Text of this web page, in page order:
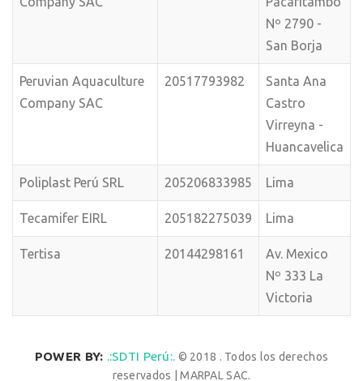
Nº 2790 -
San Borja
Peruvian Aquaculture
Company SAC
20517793982
Santa Ana
Castro
Virreyna -
Huancavelica
Poliplast Perú SRL 205206833985 Lima
Tecamifer EIRL 205182275039 Lima
Tertisa 20144298161
Av. Mexico
Nº 333 La
Victoria
POWER BY: .:SDTI Perú:. © 2018 . Todos los derechos
reservados | MARPAL SAC.